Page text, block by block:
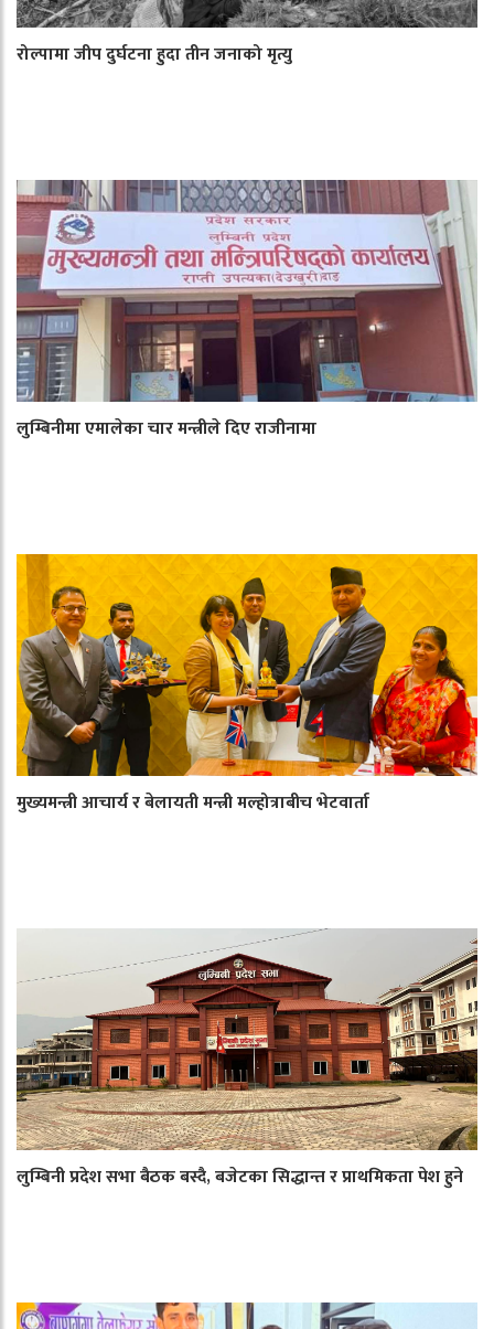
रोल्पामा जीप दुर्घटना हुदा तीन जनाको मृत्यु
लुम्बिनीमा एमालेका चार मन्त्रीले दिए राजीनामा
मुख्यमन्त्री आचार्य र बेलायती मन्त्री मल्होत्राबीच भेटवार्ता
लुम्बिनी प्रदेश सभा बैठक बस्दै, बजेटका सिद्धान्त र प्राथमिकता पेश हुने